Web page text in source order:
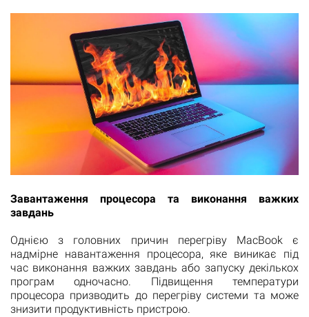
Завантаження процесора та виконання важких
завдань
Однією з головних причин перегріву MacBook є
надмірне навантаження процесора, яке виникає під
час виконання важких завдань або запуску декількох
програм одночасно. Підвищення температури
процесора призводить до перегріву системи та може
знизити продуктивність пристрою.